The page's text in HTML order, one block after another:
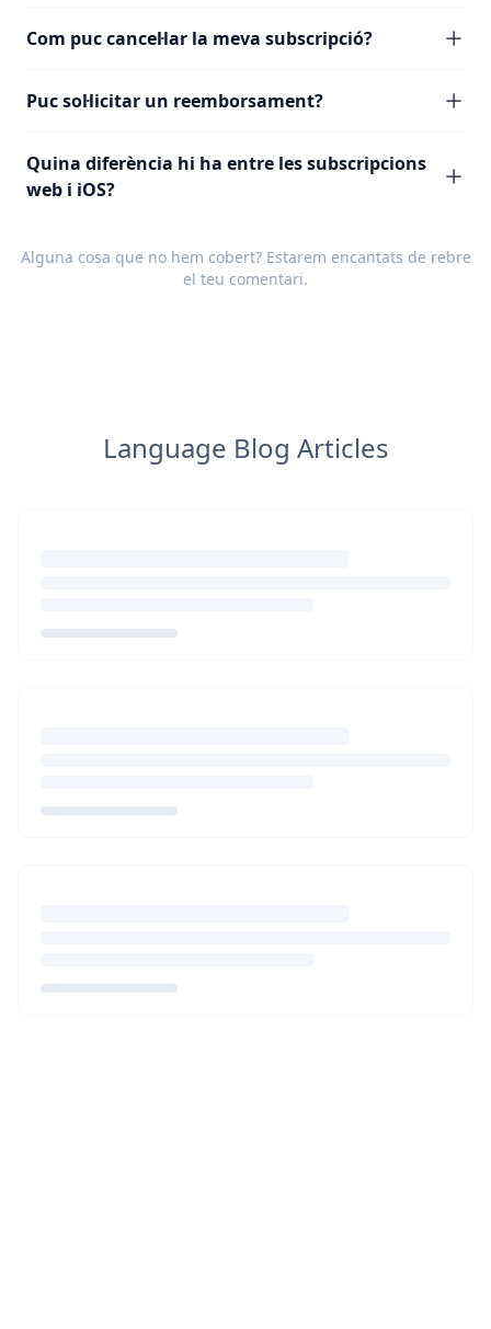
Com puc cancel·lar la meva subscripció?
Puc sol·licitar un reemborsament?
Quina diferència hi ha entre les subscripcions
web i iOS?
Alguna cosa que no hem cobert? Estarem encantats de rebre
el teu comentari.
Language Blog Articles